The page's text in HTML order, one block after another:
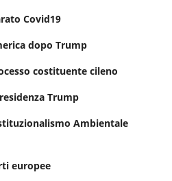
Covid19
dopo Trump
costituente cileno
Trump
Ambientale
europee